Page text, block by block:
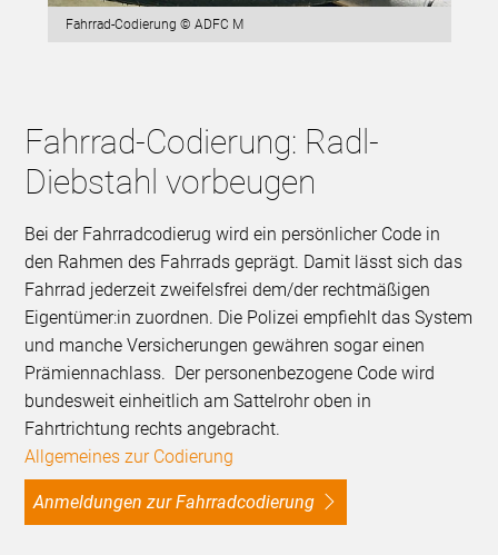
Fahrrad-Codierung © ADFC M
Fahrrad-Codierung: Radl-
Diebstahl vorbeugen
Bei der Fahrradcodierug wird ein persönlicher Code in
den Rahmen des Fahrrads geprägt. Damit lässt sich das
Fahrrad jederzeit zweifelsfrei dem/der rechtmäßigen
Eigentümer:in zuordnen. Die Polizei empfiehlt das System
und manche Versicherungen gewähren sogar einen
Prämiennachlass. Der personenbezogene Code wird
bundesweit einheitlich am Sattelrohr oben in
Fahrtrichtung rechts angebracht.
Allgemeines zur Codierung
Anmeldungen zur Fahrradcodierung